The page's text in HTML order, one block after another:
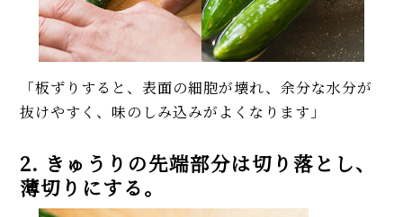
「板ずりすると、表面の細胞が壊れ、余分な水分が
抜けやすく、味のしみ込みがよくなります」
2. きゅうりの先端部分は切り落とし、
薄切りにする。